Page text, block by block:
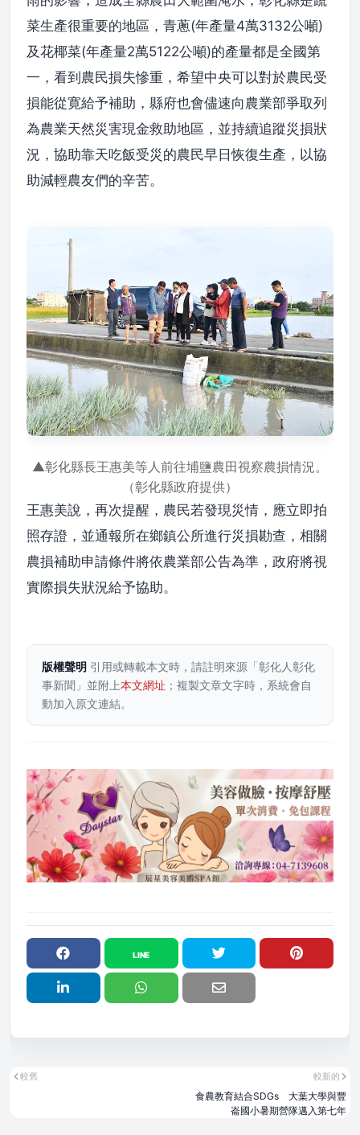
菜生產很重要的地區，青蔥(年產量4萬3132公噸)
及花椰菜(年產量2萬5122公噸)的產量都是全國第
一，看到農民損失慘重，希望中央可以對於農民受
損能從寛給予補助，縣府也會儘速向農業部爭取列
為農業天然災害現金救助地區，並持續追蹤災損狀
況，協助靠天吃飯受災的農民早日恢復生產，以協
助減輕農友們的辛苦。
▲彰化縣長王惠美等人前往埔鹽農田視察農損情況。
（彰化縣政府提供）
王惠美說，再次提醒，農民若發現災情，應立即拍
照存證，並通報所在鄉鎮公所進行災損勘查，相關
農損補助申請條件將依農業部公告為準，政府將視
實際損失狀況給予協助。
版權聲明 引用或轉載本文時，請註明來源「彰化人彰化
事新聞」並附上本文網址 ；複製文章文字時，系統會自
動加入原文連結。
較新的
食農教育結合SDGs 大葉大學與豐
崙國小暑期營隊邁入第七年
較舊